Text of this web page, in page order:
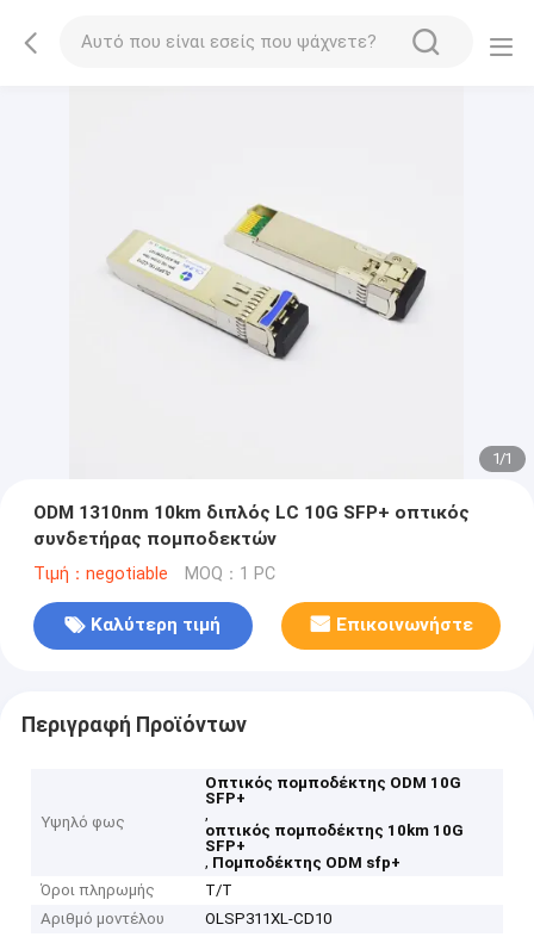
1/1
ODM 1310nm 10km διπλός LC 10G SFP+ οπτικός
συνδετήρας πομποδεκτών
Τιμή：negotiable MOQ：1 PC
Καλύτερη τιμή Επικοινωνήστε
Περιγραφή Προϊόντων
Υψηλό φως
Οπτικός πομποδέκτης ODM 10G
SFP+
,
οπτικός πομποδέκτης 10km 10G
SFP+
, Πομποδέκτης ODM sfp+
Όροι πληρωμής
T/T
Αριθμό μοντέλου
OLSP311XL-CD10